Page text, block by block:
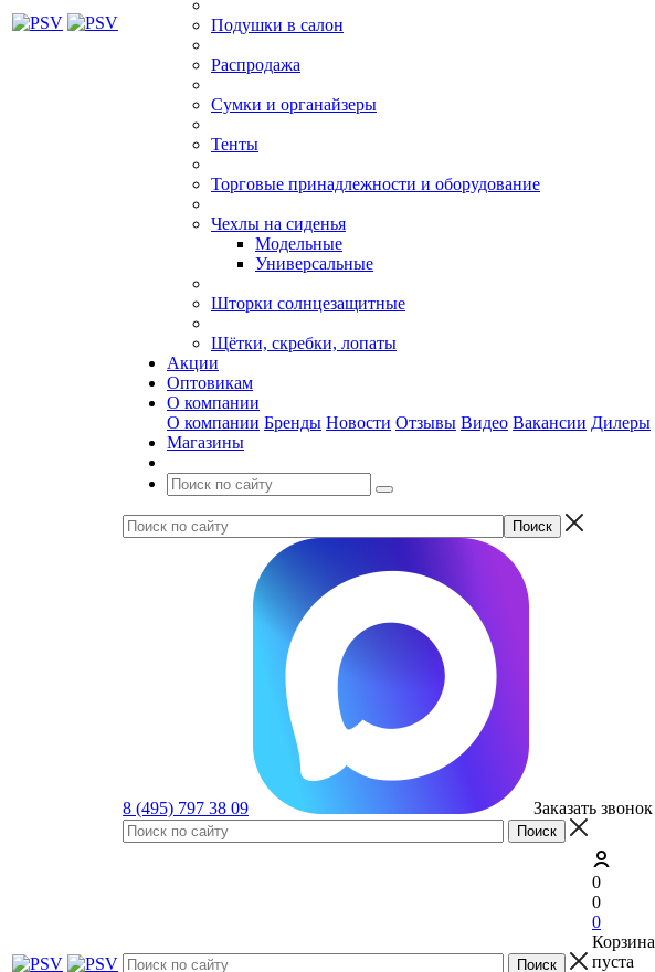
Подушки в салон
Распродажа
Сумки и органайзеры
Тенты
Торговые принадлежности и оборудование
Чехлы на сиденья
Модельные
Универсальные
Шторки солнцезащитные
Щётки, скребки, лопаты
Акции
Оптовикам
О компании
О компании Бренды Новости Отзывы Видео Вакансии Дилеры
Магазины
8 (495) 797 38 09 Заказать звонок
0
0
0
Корзина
пуста